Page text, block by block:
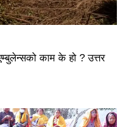
काम के हो ? उत्तर